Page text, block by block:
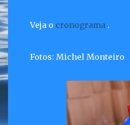
Veja o cronograma .
Fotos: Michel Monteiro